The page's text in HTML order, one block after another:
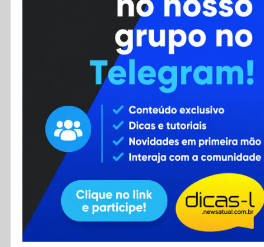
Enviar Dica
Contato
RSS